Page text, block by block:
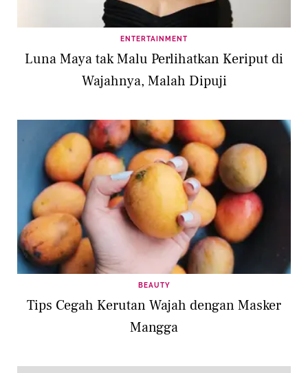
ENTERTAINMENT
Luna Maya tak Malu Perlihatkan Keriput di
Wajahnya, Malah Dipuji
BEAUTY
Tips Cegah Kerutan Wajah dengan Masker
Mangga